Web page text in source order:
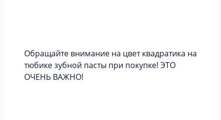
Обращайте внимание на цвет квадратика на
тюбике зубной пасты при покупке! ЭТО
ОЧЕНЬ ВАЖНО!